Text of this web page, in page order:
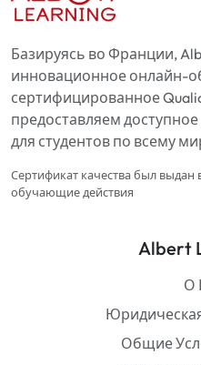
Базируясь во Франции,
инновационное онлайн-
сертифицированное
предоставляем
для студентов по всему
Сертификат качества был выдан
обучающие действия
Albert
О
Общие